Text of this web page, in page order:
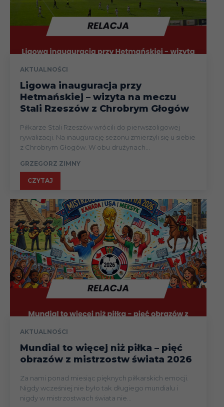
AKTUALNOŚCI
Ligowa inauguracja przy
Hetmańskiej – wizyta na meczu
Stali Rzeszów z Chrobrym Głogów
Piłkarze Stali Rzeszów wrócili do pierwszoligowej
rywalizacji. Na inaugurację sezonu zmierzyli się u siebie
z Chrobrym Głogów. W obu drużynach...
GRZEGORZ ZIMNY
CZYTAJ
AKTUALNOŚCI
Mundial to więcej niż piłka – pięć
obrazów z mistrzostw świata 2026
Za nami ponad miesiąc pięknych piłkarskich emocji.
Nigdy wcześniej nie było tak długiego mundialu i
nigdy w mistrzostwach świata nie...